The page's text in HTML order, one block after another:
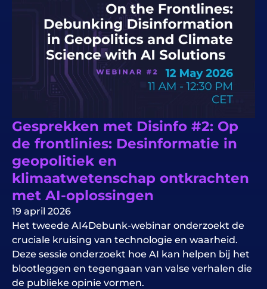
Gesprekken met Disinfo #2: Op
de frontlinies: Desinformatie in
geopolitiek en
klimaatwetenschap ontkrachten
met AI-oplossingen
19 april 2026
Het tweede AI4Debunk-webinar onderzoekt de
cruciale kruising van technologie en waarheid.
Deze sessie onderzoekt hoe AI kan helpen bij het
blootleggen en tegengaan van valse verhalen die
de publieke opinie vormen.